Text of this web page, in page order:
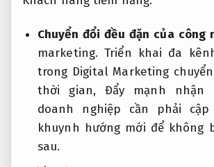
Chuyển đổi đều đặn của công
marketing. Triển khai đa
trong Digital Marketing
thời gian, Đẩy mạnh nhận
doanh nghiệp cần phải
khuynh hướng mới để không
sau.